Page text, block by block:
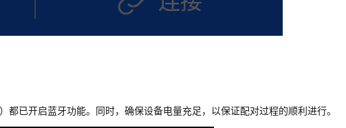
已开启蓝牙功能。同时，确保设备电量充足，以保证配对过程的顺利进行。